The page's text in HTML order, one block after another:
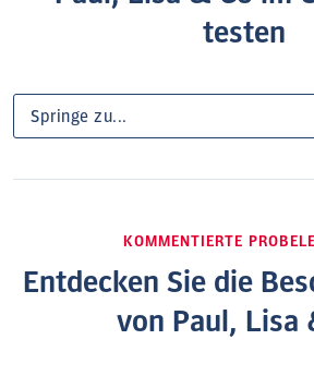
testen
KOMMENTIERTE
Entdecken Sie die
von Paul, Lisa